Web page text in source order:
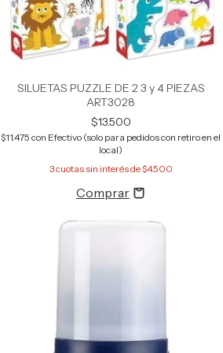
SILUETAS PUZZLE DE 2 3 y 4 PIEZAS
ART3028
$13.500
$11.475 con Efectivo (solo para pedidos con retiro en el
local)
3cuotas sin interés de$4.500